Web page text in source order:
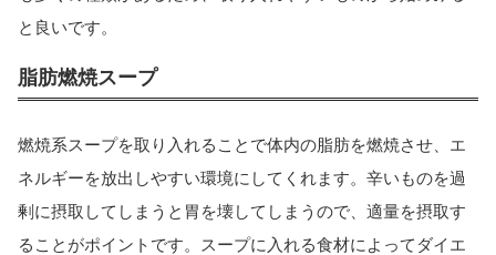
と良いです。
脂肪燃焼スープ
燃焼系スープを取り入れることで体内の脂肪を燃焼させ、エ
ネルギーを放出しやすい環境にしてくれます。辛いものを過
剰に摂取してしまうと胃を壊してしまうので、適量を摂取す
ることがポイントです。スープに入れる食材によってダイエ